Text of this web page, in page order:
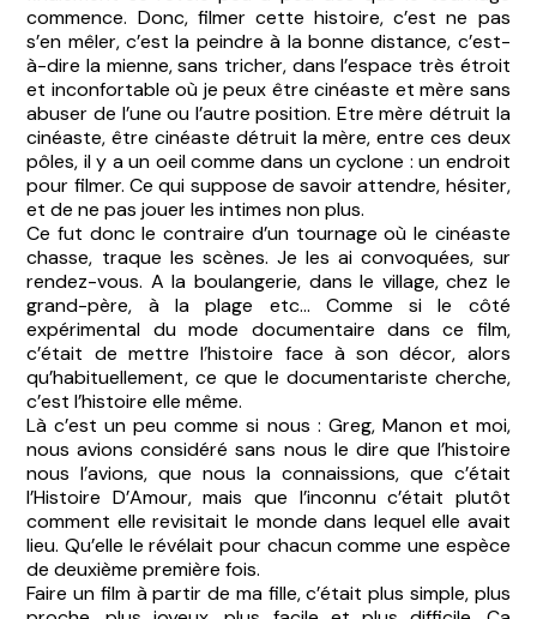
commence. Donc, filmer cette histoire, c’est ne pas
s’en mêler, c’est la peindre à la bonne distance, c’est-
à-dire la mienne, sans tricher, dans l’espace très étroit
et inconfortable où je peux être cinéaste et mère sans
abuser de l’une ou l’autre position. Etre mère détruit la
cinéaste, être cinéaste détruit la mère, entre ces deux
pôles, il y a un oeil comme dans un cyclone : un endroit
pour filmer. Ce qui suppose de savoir attendre, hésiter,
et de ne pas jouer les intimes non plus.
Ce fut donc le contraire d’un tournage où le cinéaste
chasse, traque les scènes. Je les ai convoquées, sur
rendez-vous. A la boulangerie, dans le village, chez le
grand-père, à la plage etc... Comme si le côté
expérimental du mode documentaire dans ce film,
c’était de mettre l’histoire face à son décor, alors
qu’habituellement, ce que le documentariste cherche,
c’est l’histoire elle même.
Là c’est un peu comme si nous : Greg, Manon et moi,
nous avions considéré sans nous le dire que l’histoire
nous l’avions, que nous la connaissions, que c’était
l’Histoire D’Amour, mais que l’inconnu c’était plutôt
comment elle revisitait le monde dans lequel elle avait
lieu. Qu’elle le révélait pour chacun comme une espèce
de deuxième première fois.
Faire un film à partir de ma fille, c’était plus simple, plus